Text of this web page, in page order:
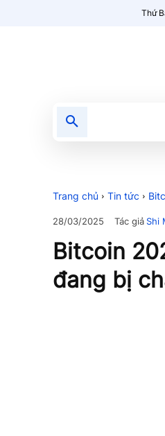
Thứ
Trang chủ Tin tức
28/03/2025 Tác giảShi
Bitcoin
đang bị